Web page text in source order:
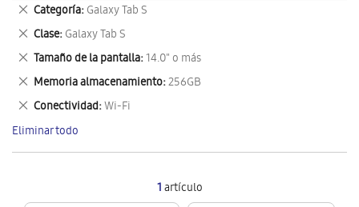
1artículo
Categoría Galaxy Tab S
Eliminar
este
artículo
Clase Galaxy Tab S
Eliminar
este
artículo
Tamaño de la pantalla 14.0" o más
Eliminar
este
artículo
Memoria almacenamiento 256GB
Eliminar
este
artículo
Conectividad Wi-Fi
Eliminar
este
artículo
Eliminar todo